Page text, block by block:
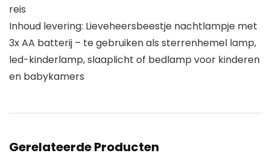
reis
Inhoud levering: Lieveheersbeestje nachtlampje met
3x AA batterij – te gebruiken als sterrenhemel lamp,
led-kinderlamp, slaaplicht of bedlamp voor kinderen
en babykamers
Gerelateerde Producten